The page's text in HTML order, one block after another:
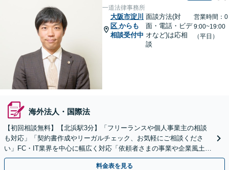
一道法律事務所
大阪市淀川
区 からも
相談受付中
面談方法(対
面・電話・ビデ
オなど)は応相
談
営業時間：0
9:00~19:00
（平日）
海外法人・国際法
【初回相談無料】【北浜駅3分】「フリーランスや個人事業主の相談
も対応」「契約書作成やリーガルチェック、お気軽にご相談くださ
い」FC・IT業界を中心に幅広く対応「依頼者さまの事業や企業風土を
熟知し、最適な解決策をご提案」【休日・夜間相談可】
料金表を見る